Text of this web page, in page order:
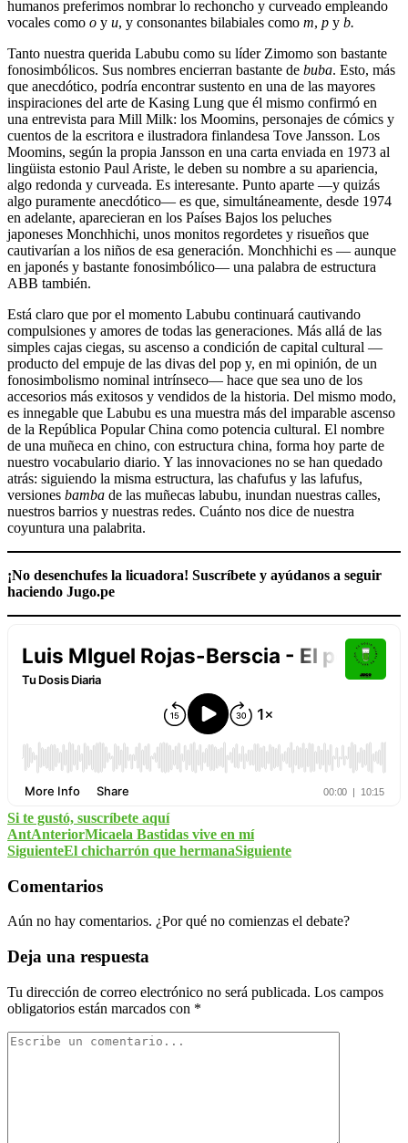
humanos preferimos nombrar lo rechoncho y curveado empleando
vocales como o y u, y consonantes bilabiales como m, p y b.
Tanto nuestra querida Labubu como su líder Zimomo son bastante
fonosimbólicos. Sus nombres encierran bastante de buba. Esto, más
que anecdótico, podría encontrar sustento en una de las mayores
inspiraciones del arte de Kasing Lung que él mismo confirmó en
una entrevista para Mill Milk: los Moomins, personajes de cómics y
cuentos de la escritora e ilustradora finlandesa Tove Jansson. Los
Moomins, según la propia Jansson en una carta enviada en 1973 al
lingüista estonio Paul Ariste, le deben su nombre a su apariencia,
algo redonda y curveada. Es interesante. Punto aparte —y quizás
algo puramente anecdótico— es que, simultáneamente, desde 1974
en adelante, aparecieran en los Países Bajos los peluches
japoneses Monchhichi, unos monitos regordetes y risueños que
cautivarían a los niños de esa generación. Monchhichi es — aunque
en japonés y bastante fonosimbólico— una palabra de estructura
ABB también.
Está claro que por el momento Labubu continuará cautivando
compulsiones y amores de todas las generaciones. Más allá de las
simples cajas ciegas, su ascenso a condición de capital cultural —
producto del empuje de las divas del pop y, en mi opinión, de un
fonosimbolismo nominal intrínseco— hace que sea uno de los
accesorios más exitosos y vendidos de la historia. Del mismo modo,
es innegable que Labubu es una muestra más del imparable ascenso
de la República Popular China como potencia cultural. El nombre
de una muñeca en chino, con estructura china, forma hoy parte de
nuestro vocabulario diario. Y las innovaciones no se han quedado
atrás: siguiendo la misma estructura, las chafufus y las lafufus,
versiones bamba de las muñecas labubu, inundan nuestras calles,
nuestros barrios y nuestras redes. Cuánto nos dice de nuestra
coyuntura una palabrita.
¡No desenchufes la licuadora! Suscríbete y ayúdanos a seguir
haciendo Jugo.pe
Si te gustó, suscríbete aquí
AntAnteriorMicaela Bastidas vive en mí
SiguienteEl chicharrón que hermanaSiguiente
Comentarios
Aún no hay comentarios. ¿Por qué no comienzas el debate?
Deja una respuesta
Tu dirección de correo electrónico no será publicada. Los campos
obligatorios están marcados con *